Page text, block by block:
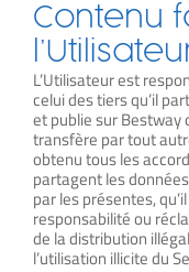
Contenu
L’Utilisateur est
celui des tiers qu’il
et publie sur Bestway
transfère par tout
obtenu tous les
partagent les
par les présentes,
responsabilité ou
de la distribution
l’utilisation illicite du